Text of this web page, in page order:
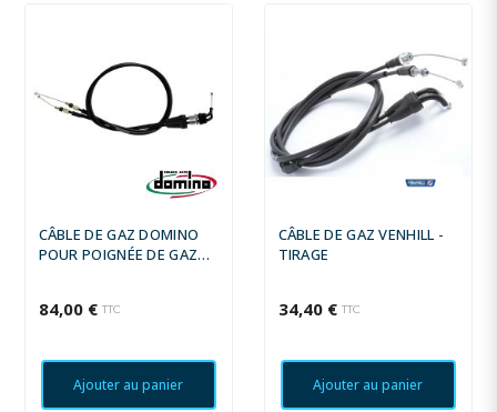
CÂBLE DE GAZ DOMINO
POUR POIGNÉE DE GAZ
84,00 € TTC
Ajouter au panier
CÂBLE DE GAZ VENHILL -
TIRAGE
34,40 € TTC
Ajouter au panier